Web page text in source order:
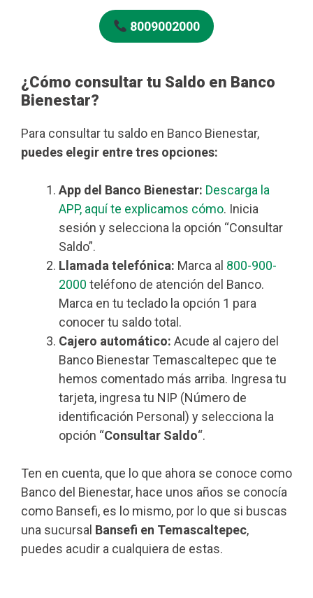
8009002000
¿Cómo consultar tu Saldo en Banco
Bienestar?
Para consultar tu saldo en Banco Bienestar,
puedes elegir entre tres opciones:
App del Banco Bienestar: Descarga la
APP, aquí te explicamos cómo. Inicia
sesión y selecciona la opción “Consultar
Saldo”.
Llamada telefónica: Marca al 800-900-
2000 teléfono de atención del Banco.
Marca en tu teclado la opción 1 para
conocer tu saldo total.
Cajero automático: Acude al cajero del
Banco Bienestar Temascaltepec que te
hemos comentado más arriba. Ingresa tu
tarjeta, ingresa tu NIP (Número de
identificación Personal) y selecciona la
opción “Consultar Saldo“.
Ten en cuenta, que lo que ahora se conoce como
Banco del Bienestar, hace unos años se conocía
como Bansefi, es lo mismo, por lo que si buscas
una sucursal Bansefi en Temascaltepec,
puedes acudir a cualquiera de estas.